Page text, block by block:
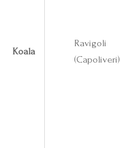
Koala
Ravigoli
(Capoliveri)